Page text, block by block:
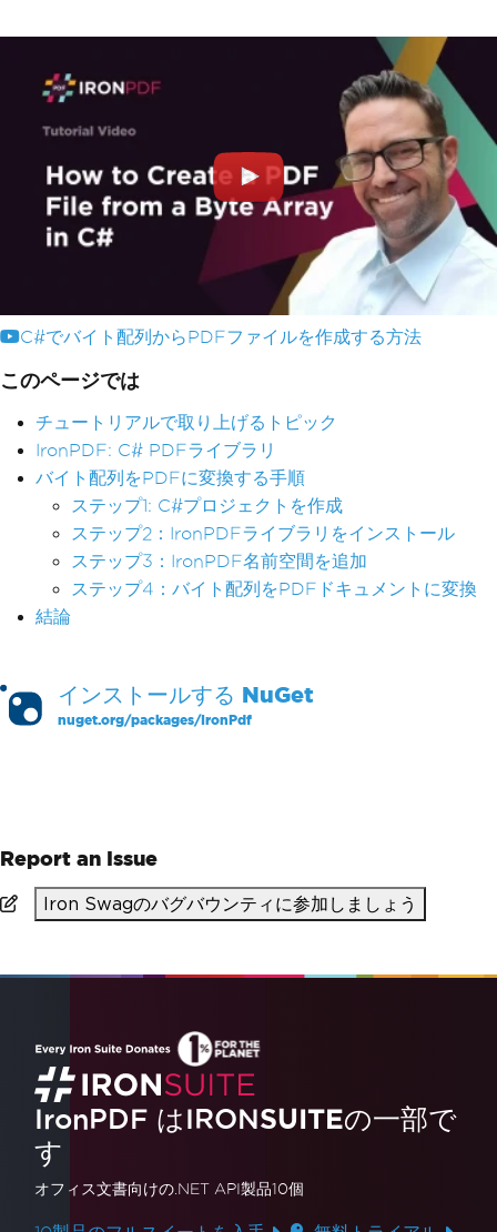
C#でバイト配列からPDFファイルを作成する方法
このページでは
チュートリアルで取り上げるトピック
IronPDF: C# PDFライブラリ
バイト配列をPDFに変換する手順
ステップ1: C#プロジェクトを作成
ステップ2：IronPDFライブラリをインストール
ステップ3：IronPDF名前空間を追加
ステップ4：バイト配列をPDFドキュメントに変換
結論
インストールする NuGet
nuget.org/packages/IronPdf
Report an Issue
Iron Swagのバグバウンティに参加しましょう
IronPDF はIRONSUITEの一部で
す
オフィス文書向けの.NET API製品10個